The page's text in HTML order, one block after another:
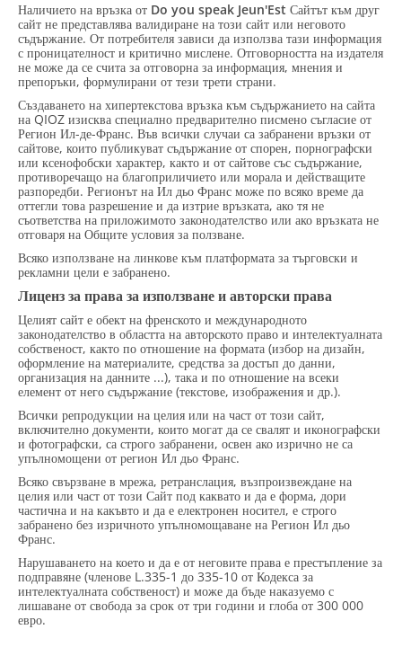
Наличието на връзка от Do you speak Jeun'Est Сайтът към друг
сайт не представлява валидиране на този сайт или неговото
съдържание. От потребителя зависи да използва тази информация
с проницателност и критично мислене. Отговорността на издателя
не може да се счита за отговорна за информация, мнения и
препоръки, формулирани от тези трети страни.
Създаването на хипертекстова връзка към съдържанието на сайта
на QIOZ изисква специално предварително писмено съгласие от
Регион Ил-де-Франс. Във всички случаи са забранени връзки от
сайтове, които публикуват съдържание от спорен, порнографски
или ксенофобски характер, както и от сайтове със съдържание,
противоречащо на благоприличието или морала и действащите
разпоредби. Регионът на Ил дьо Франс може по всяко време да
оттегли това разрешение и да изтрие връзката, ако тя не
съответства на приложимото законодателство или ако връзката не
отговаря на Общите условия за ползване.
Всяко използване на линкове към платформата за търговски и
рекламни цели е забранено.
Лиценз за права за използване и авторски права
Целият сайт е обект на френското и международното
законодателство в областта на авторското право и интелектуалната
собственост, както по отношение на формата (избор на дизайн,
оформление на материалите, средства за достъп до данни,
организация на данните ...), така и по отношение на всеки
елемент от него съдържание (текстове, изображения и др.).
Всички репродукции на целия или на част от този сайт,
включително документи, които могат да се свалят и иконографски
и фотографски, са строго забранени, освен ако изрично не са
упълномощени от регион Ил дьо Франс.
Всяко свързване в мрежа, ретранслация, възпроизвеждане на
целия или част от този Сайт под каквато и да е форма, дори
частична и на какъвто и да е електронен носител, е строго
забранено без изричното упълномощаване на Регион Ил дьо
Франс.
Нарушаването на което и да е от неговите права е престъпление за
подправяне (членове L.335-1 до 335-10 от Кодекса за
интелектуалната собственост) и може да бъде наказуемо с
лишаване от свобода за срок от три години и глоба от 300 000
евро.